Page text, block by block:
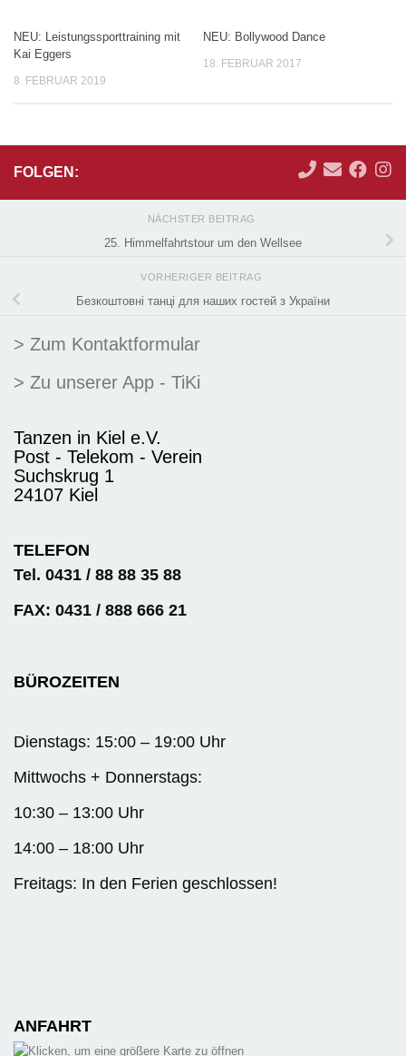
NEU: Leistungssporttraining mit
Kai Eggers
8. FEBRUAR 2019
NEU: Bollywood Dance
18. FEBRUAR 2017
FOLGEN:
NÄCHSTER BEITRAG
25. Himmelfahrtstour um den Wellsee
VORHERIGER BEITRAG
Безкоштовні танці для наших гостей з України
> Zum Kontaktformular
> Zu unserer App - TiKi
Tanzen in Kiel e.V.
Post - Telekom - Verein
Suchskrug 1
24107 Kiel
TELEFON
Tel. 0431 / 88 88 35 88
FAX: 0431 / 888 666 21
BÜROZEITEN
Dienstags: 15:00 – 19:00 Uhr
Mittwochs + Donnerstags:
10:30 – 13:00 Uhr
14:00 – 18:00 Uhr
Freitags: In den Ferien geschlossen!
ANFAHRT